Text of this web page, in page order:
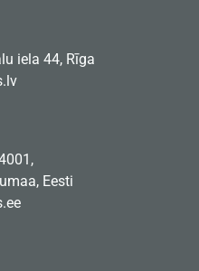
iela 44, Rīga
Eesti